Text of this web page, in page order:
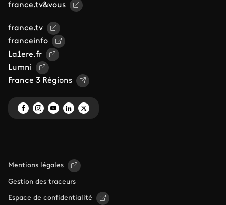
france.tv&vous
france.tv
franceinfo
La1ere.fr
Lumni
France 3 Régions
Mentions légales
Gestion des traceurs
Espace de confidentialité